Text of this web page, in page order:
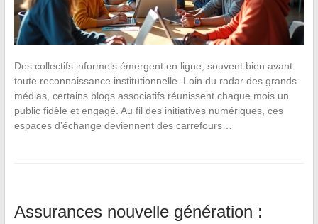
Des collectifs informels émergent en ligne, souvent bien avant
toute reconnaissance institutionnelle. Loin du radar des grands
médias, certains blogs associatifs réunissent chaque mois un
public fidèle et engagé. Au fil des initiatives numériques, ces
espaces d’échange deviennent des carrefours…
Assurances nouvelle génération :